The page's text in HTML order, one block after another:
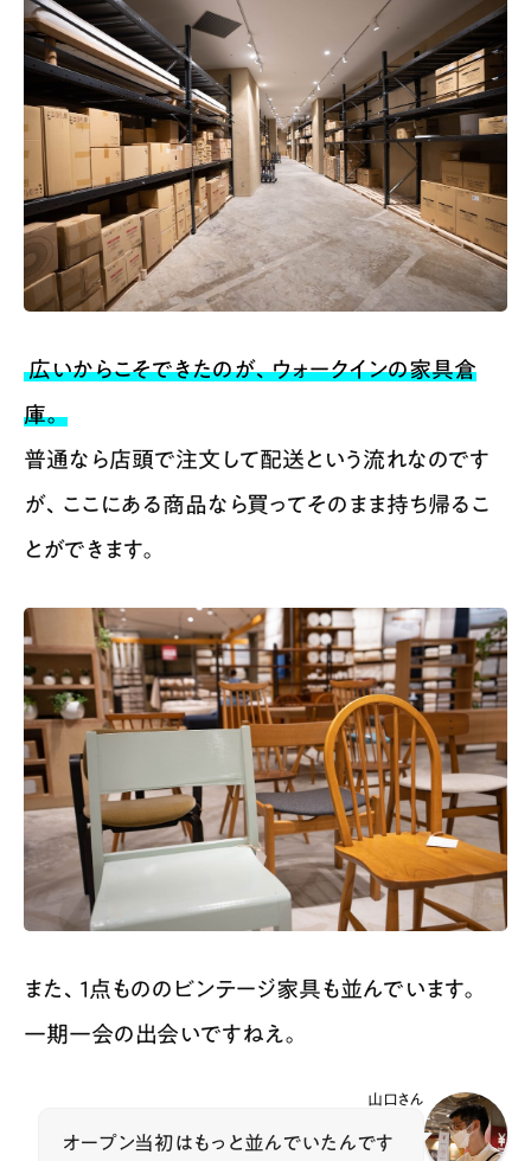
広いからこそできたのが、ウォークインの家具倉
庫。
普通なら店頭で注文して配送という流れなのです
が、ここにある商品なら買ってそのまま持ち帰るこ
とができます。
また、１点もののビンテージ家具も並んでいます。
一期一会の出会いですねえ。
山口さん
オープン当初はもっと並んでいたんです